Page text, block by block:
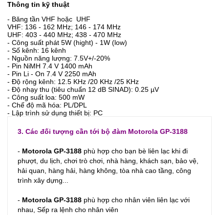
Thông tin kỹ thuật
- Băng tần VHF hoặc UHF
VHF: 136 - 162 MHz; 146 - 174 MHz
UHF: 403 - 440 MHz; 438 - 470 MHz
- Công suất phát 5W (hight) - 1W (low)
- Số kênh: 16 kênh
- Nguồn năng lượng: 7.5V+/-20%
- Pin NiMH 7.4 V 1400 mAh
- Pin Li - On 7.4 V 2250 mAh
- Độ rộng kênh: 12.5 KHz /20 KHz /25 KHz
- Độ nhạy thu (tiêu chuẩn 12 dB SINAD): 0.25 µV
- Công suất loa: 500 mW
- Chế độ mã hóa: PL/DPL
- Lập trình sử dụng thiết bị: PC
3. Các đối tượng cần tới bộ đàm Motorola GP-3188
- Motorola GP-3188 phù hợp cho bạn bè liên lạc khi đi
phượt, du lịch, chơi trò chơi, nhà hàng, khách sạn, bảo vệ,
hải quan, hàng hải, hàng không, tòa nhà cao tầng, công
trình xây dựng...
- Motorola GP-3188 phù hợp cho nhân viên liên lạc với
nhau, Sếp ra lệnh cho nhân viên